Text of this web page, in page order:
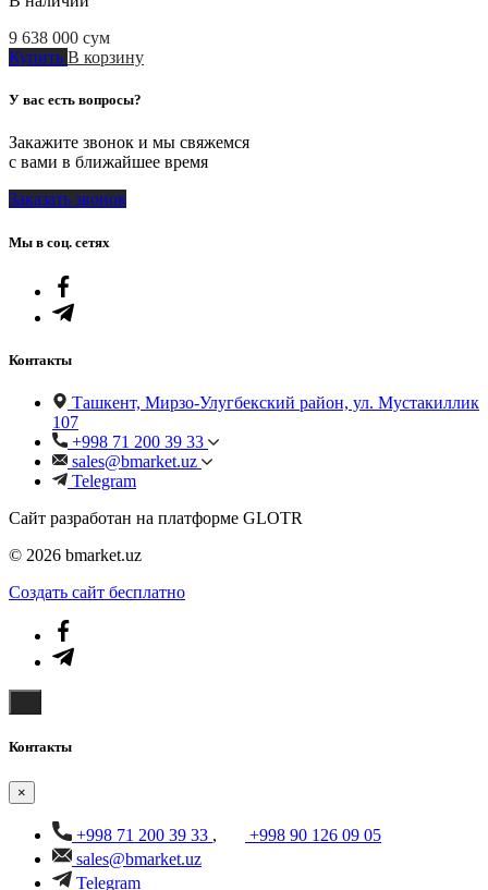
9 638 000 сум
Купить В корзину
У вас есть вопросы?
Закажите звонок и мы свяжемся
с вами в ближайшее время
Заказать звонок
Мы в соц. сетях
Контакты
Ташкент, Мирзо-Улугбекский район, ул. Мустакиллик
107
+998 71 200 39 33
sales@bmarket.uz
Telegram
Сайт разработан на платформе GLOTR
© 2026 bmarket.uz
Создать cайт бесплатно
Контакты
×
+998 71 200 39 33 ,
+998 90 126 09 05
sales@bmarket.uz
Telegram